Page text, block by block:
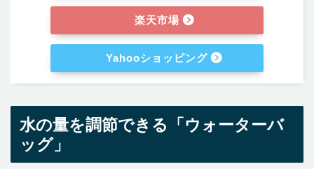
楽天市場
Yahooショッピング
水の量を調節できる「ウォーターバ
ッグ」